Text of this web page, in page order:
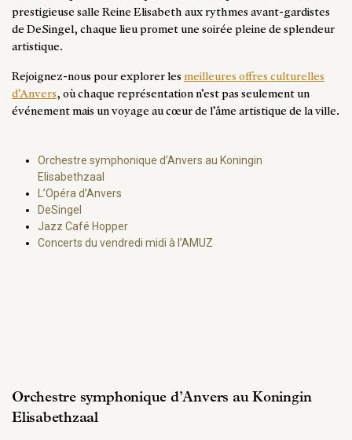
prestigieuse salle Reine Elisabeth aux rythmes avant-gardistes
de DeSingel, chaque lieu promet une soirée pleine de splendeur
artistique.
Rejoignez-nous pour explorer les meilleures offres culturelles
d’Anvers, où chaque représentation n’est pas seulement un
événement mais un voyage au cœur de l’âme artistique de la ville.
Orchestre symphonique d’Anvers au Koningin
Elisabethzaal
L’Opéra d’Anvers
DeSingel
Jazz Café Hopper
Concerts du vendredi midi à l’AMUZ
Orchestre symphonique d’Anvers au Koningin
Elisabethzaal